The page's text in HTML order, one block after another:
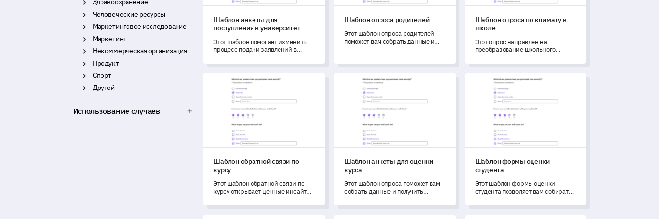
Шаблон анкеты для
поступления в университет
Этот шаблон помогает изменить
процесс подачи заявлений в
отзывы от абитуриентов.
Шаблон опроса родителей
Этот шаблон опроса родителей
поможет вам собрать данные и
Шаблон опроса по климату в
школе
Этот опрос направлен на
преобразование школьного
обратную связь от учеников,
Шаблон обратной связи по курсу
Шаблон обратной связи по
курсу
Этот шаблон обратной связи по
курсу открывает ценные инсайты
курсов.
Шаблон анкеты для оценки курса
Шаблон анкеты для оценки
курса
Этот шаблон опроса поможет вам
собрать данные и получить
трансформации ваших курсов.
Шаблон формы оценки студента
Шаблон формы оценки
студента
Этот шаблон формы оценки
студента позволяет вам собирать
связь от студентов для улучшения
Здравоохранение
Человеческие ресурсы
Маркетинговое исследование
Маркетинг
Некоммерческая организация
Продукт
Спорт
Другой
Использование случаев